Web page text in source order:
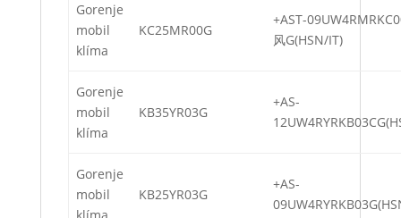
Gorenje
mobil
klíma
KC25MR00G
+AST-
风G(HSN/IT)
Gorenje
mobil
klíma
KB35YR03G
+AS-
Gorenje
mobil
KB25YR03G
+AS-